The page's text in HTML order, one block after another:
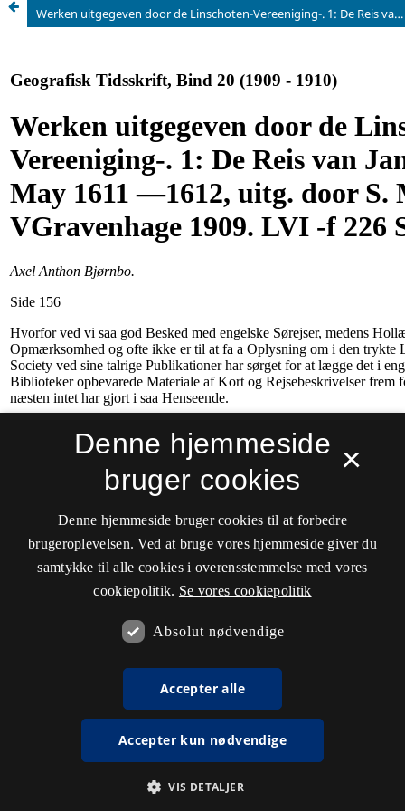
Werken uitgegeven door de Linschoten-Vereeniging-. 1: De Reis van Jan Cornlisz May 1611 —1612, uitg. door S. Muller, VGravenhage 1909. LVI -f 226 Sider.
×
Denne hjemmeside
bruger cookies
Denne hjemmeside bruger cookies til at forbedre
brugeroplevelsen. Ved at bruge vores hjemmeside giver du
samtykke til alle cookies i overensstemmelse med vores
cookiepolitik. Se vores cookiepolitik
Absolut nødvendige
Accepter alle
Accepter kun nødvendige
VIS DETALJER